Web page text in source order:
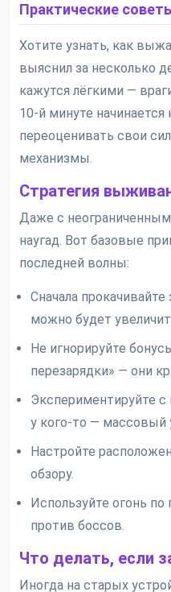
Практические
Хотите узнать, как
выяснил за несколько
кажутся лёгкими —
10-й минуте
переоценивать свои
механизмы.
Стратегия
Даже с
наугад. Вот базовые
последней волны:
Сначала
можно будет
Не игнорируйте
перезарядки» — они
Экспериментируйте
у кого-то — массовый
Настройте
обзору.
Используйте огонь
против боссов.
Что делать, если
Иногда на старых